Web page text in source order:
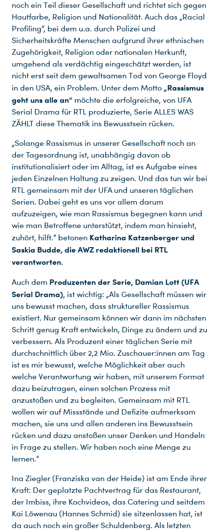
noch ein Teil dieser Gesellschaft und richtet sich gegen
Hautfarbe, Religion und Nationalität. Auch das „Racial
Profiling“, bei dem u.a. durch Polizei und
Sicherheitskräfte Menschen aufgrund ihrer ethnischen
Zugehörigkeit, Religion oder nationalen Herkunft,
umgehend als verdächtig eingeschätzt werden, ist
nicht erst seit dem gewaltsamen Tod von George Floyd
in den USA, ein Problem. Unter dem Motto „Rassismus
geht uns alle an“ möchte die erfolgreiche, von UFA
Serial Drama für RTL produzierte, Serie ALLES WAS
ZÄHLT diese Thematik ins Bewusstsein rücken.
„Solange Rassismus in unserer Gesellschaft noch an
der Tagesordnung ist, unabhängig davon ob
institutionalisiert oder im Alltag, ist es Aufgabe eines
jeden Einzelnen Haltung zu zeigen. Und das tun wir bei
RTL gemeinsam mit der UFA und unseren täglichen
Serien. Dabei geht es uns vor allem darum
aufzuzeigen, wie man Rassismus begegnen kann und
wie man Betroffene unterstützt, indem man hinsieht,
zuhört, hilft.“ betonen Katharina Katzenberger und
Saskia Budde, die AWZ redaktionell bei RTL
verantworten.
Auch dem Produzenten der Serie, Damian Lott (UFA
Serial Drama), ist wichtig: „Als Gesellschaft müssen wir
uns bewusst machen, dass struktureller Rassismus
existiert. Nur gemeinsam können wir dann im nächsten
Schritt genug Kraft entwickeln, Dinge zu ändern und zu
verbessern. Als Produzent einer täglichen Serie mit
durchschnittlich über 2,2 Mio. Zuschauer:innen am Tag
ist es mir bewusst, welche Möglichkeit aber auch
welche Verantwortung wir haben, mit unserem Format
dazu beizutragen, einen solchen Prozess mit
anzustoßen und zu begleiten. Gemeinsam mit RTL
wollen wir auf Missstände und Defizite aufmerksam
machen, sie uns und allen anderen ins Bewusstsein
rücken und dazu anstoßen unser Denken und Handeln
in Frage zu stellen. Wir haben noch eine Menge zu
lernen.“
Ina Ziegler (Franziska van der Heide) ist am Ende ihrer
Kraft: Der geplatzte Pachtvertrag für das Restaurant,
der Imbiss, ihre Kochvideos, das Catering und seitdem
Kai Löwenau (Hannes Schmid) sie sitzenlassen hat, ist
da auch noch ein großer Schuldenberg. Als letzten